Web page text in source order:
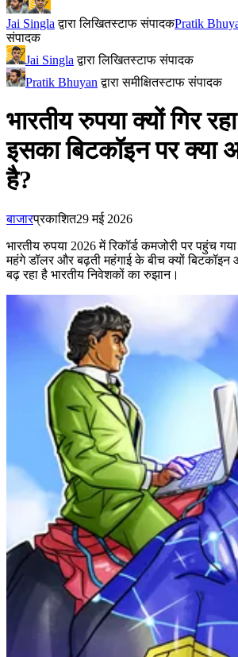
Jai Singla द्वारा लिखितस्टाफ संपादकPratik
संपादक
Jai Singla द्वारा लिखितस्टाफ संपादक
Pratik Bhuyan द्वारा समीक्षितस्टाफ संपादक
भारतीय रुपया क्यों गिर
इसका बिटकॉइन पर क्या
है?
बाजारप्रकाशित29 मई 2026
भारतीय रुपया 2026 में रिकॉर्ड कमजोरी पर पहुंच
महंगे डॉलर और बढ़ती महंगाई के बीच क्यों
बढ़ रहा है भारतीय निवेशकों का रुझान।